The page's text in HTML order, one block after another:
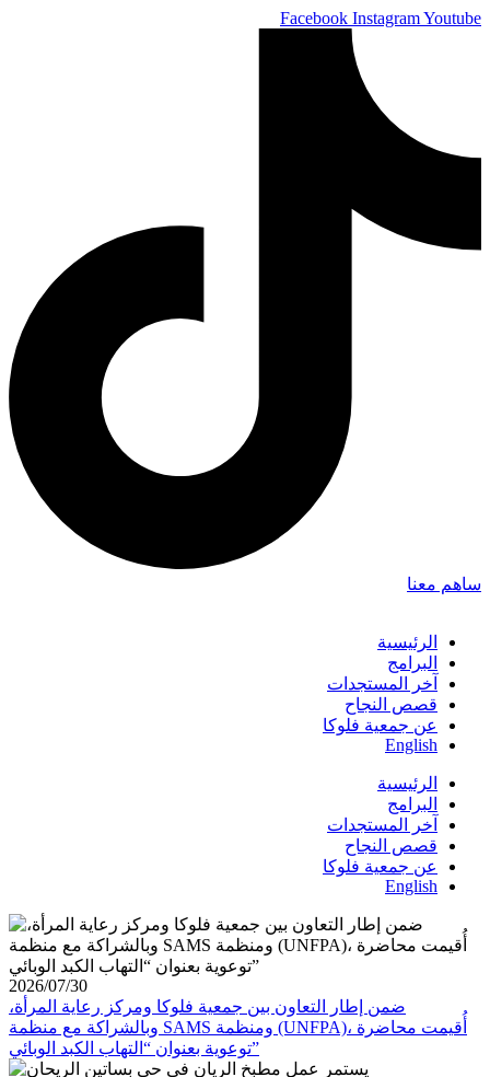
Skip
Facebook InstagramYoutube
ساهم معنا
الرئيسية
البرامج
آخر المستجدات
قصص النجاح
عن جمعية فلوكا
English
الرئيسية
البرامج
آخر المستجدات
قصص النجاح
عن جمعية فلوكا
English
2026/07/30
ضمن إطار التعاون بين جمعية فلوكا ومركز رعاية المرأة،
وبالشراكة مع منظمة SAMS ومنظمة (UNFPA)، أُقيمت محاضرة
توعوية بعنوان “التهاب الكبد الوبائي”